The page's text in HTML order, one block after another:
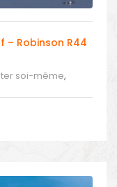
soi-même,